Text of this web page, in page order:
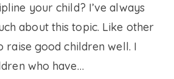
your child? I’ve always
about this topic. Like other
raise good children well. I
who have…